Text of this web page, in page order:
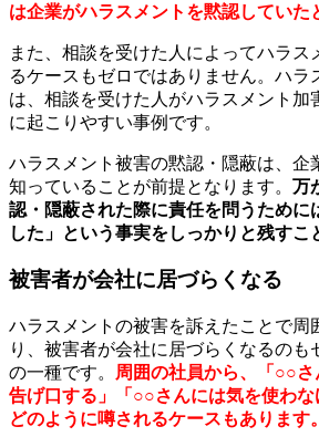
は企業がハラスメントを黙認していた
また、相談を受けた人によってハラス
るケースもゼロではありません。ハラ
は、相談を受けた人がハラスメント加
に起こりやすい事例です。
ハラスメント被害の黙認・隠蔽は、企
知っていることが前提となります。 万
認・隠蔽された際に責任を問うために
した」という事実をしっかりと残すこ
被害者が会社に居づらくなる
ハラスメントの被害を訴えたことで周
り、被害者が会社に居づらくなるのも
の一種です。
周囲の社員から、「○○
告げ口する」「○○さんには気を使わ
どのように噂されるケースもあります。